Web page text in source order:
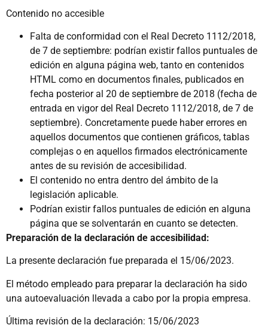
Contenido no accesible
Falta de conformidad con el Real Decreto 1112/2018,
de 7 de septiembre: podrían existir fallos puntuales de
edición en alguna página web, tanto en contenidos
HTML como en documentos finales, publicados en
fecha posterior al 20 de septiembre de 2018 (fecha de
entrada en vigor del Real Decreto 1112/2018, de 7 de
septiembre). Concretamente puede haber errores en
aquellos documentos que contienen gráficos, tablas
complejas o en aquellos firmados electrónicamente
antes de su revisión de accesibilidad.
El contenido no entra dentro del ámbito de la
legislación aplicable.
Podrían existir fallos puntuales de edición en alguna
página que se solventarán en cuanto se detecten.
Preparación de la declaración de accesibilidad:
La presente declaración fue preparada el 15/06/2023.
El método empleado para preparar la declaración ha sido
una autoevaluación llevada a cabo por la propia empresa.
Última revisión de la declaración: 15/06/2023